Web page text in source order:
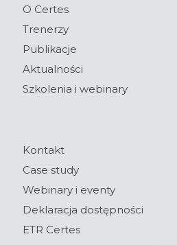
O Certes
Trenerzy
Publikacje
Aktualności
Szkolenia i webinary
Kontakt
Case study
Webinary i eventy
Deklaracja dostępności
ETR Certes